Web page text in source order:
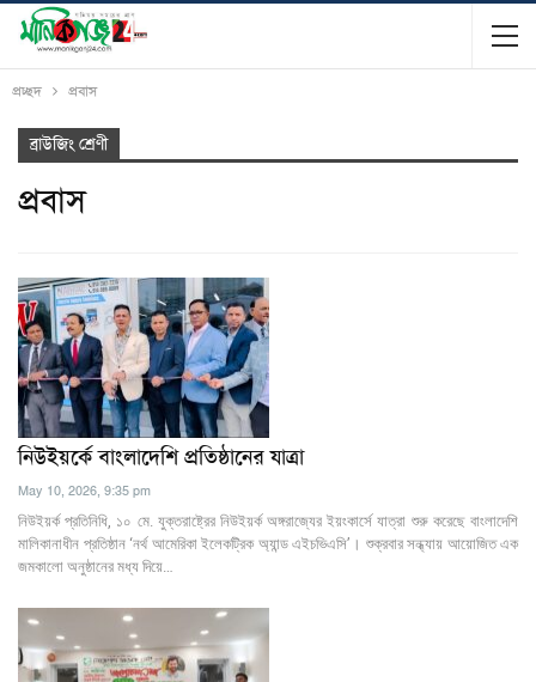
প্রচ্ছদ প্রবাস
ব্রাউজিং শ্রেণী
প্রবাস
নিউইয়র্কে বাংলাদেশি প্রতিষ্ঠানের যাত্রা
May 10, 2026, 9:35 pm
নিউইয়র্ক প্রতিনিধি, ১০ মে. যুক্তরাষ্ট্রের নিউইয়র্ক অঙ্গরাজ্যের ইয়ংকার্সে যাত্রা শুরু করেছে বাংলাদেশি
মালিকানাধীন প্রতিষ্ঠান ‘নর্থ আমেরিকা ইলেকট্রিক অ্যান্ড এইচভিএসি’। শুক্রবার সন্ধ্যায় আয়োজিত এক
জমকালো অনুষ্ঠানের মধ্য দিয়ে…